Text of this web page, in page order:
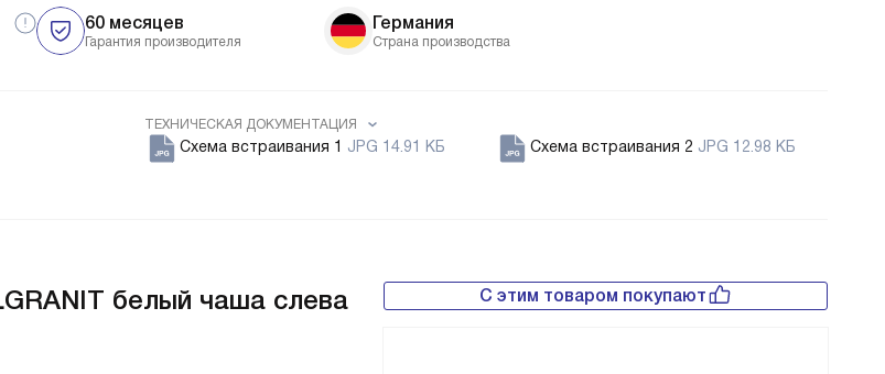
60 месяцев
Гарантия производителя
Германия
Страна производства
ТЕХНИЧЕСКАЯ ДОКУМЕНТАЦИЯ
Схема встраивания 1 JPG 14.91 КБ Схема встраивания 2 JPG 12.98 КБ
С этим товаром покупают
белый чаша слева